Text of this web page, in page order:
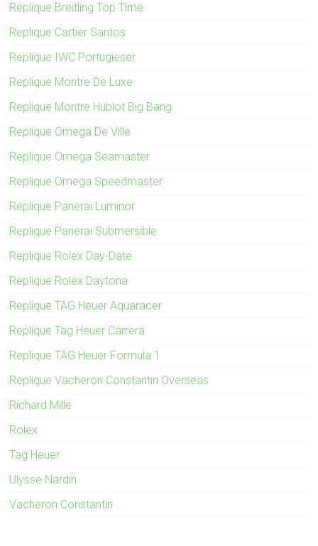
Replique Breitling Top Time
Replique Cartier Santos
Replique IWC Portugieser
Replique Montre De Luxe
Replique Montre Hublot Big Bang
Replique Omega De Ville
Replique Omega Seamaster
Replique Omega Speedmaster
Replique Panerai Luminor
Replique Panerai Submersible
Replique Rolex Day-Date
Replique Rolex Daytona
Replique TAG Heuer Aquaracer
Replique Tag Heuer Carrera
Replique TAG Heuer Formula 1
Replique Vacheron Constantin Overseas
Richard Mille
Rolex
Tag Heuer
Ulysse Nardin
Vacheron Constantin